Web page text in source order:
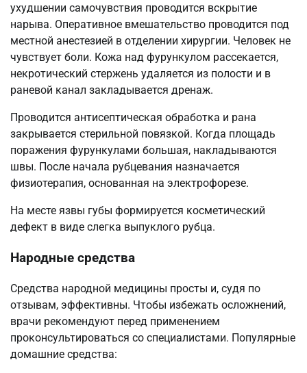
ухудшении самочувствия проводится вскрытие
нарыва. Оперативное вмешательство проводится под
местной анестезией в отделении хирургии. Человек не
чувствует боли. Кожа над фурункулом рассекается,
некротический стержень удаляется из полости и в
раневой канал закладывается дренаж.
Проводится антисептическая обработка и рана
закрывается стерильной повязкой. Когда площадь
поражения фурункулами большая, накладываются
швы. После начала рубцевания назначается
физиотерапия, основанная на электрофорезе.
На месте язвы губы формируется косметический
дефект в виде слегка выпуклого рубца.
Народные средства
Средства народной медицины просты и, судя по
отзывам, эффективны. Чтобы избежать осложнений,
врачи рекомендуют перед применением
проконсультироваться со специалистами. Популярные
домашние средства: